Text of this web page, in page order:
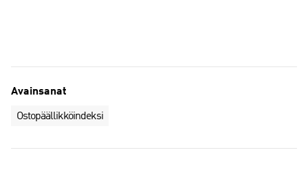
Avainsanat
Ostopäällikköindeksi